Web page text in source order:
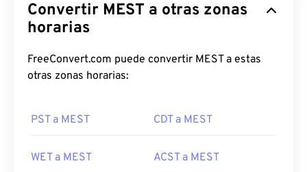
Convertir MEST a otras zonas
horarias
FreeConvert.com puede convertir MEST a estas
otras zonas horarias:
PST a MEST CDT a MEST
WET a MEST ACST a MEST